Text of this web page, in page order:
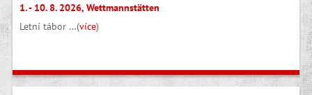
1. - 10. 8. 2026, Wettmannstätten
Letní tábor …(více)